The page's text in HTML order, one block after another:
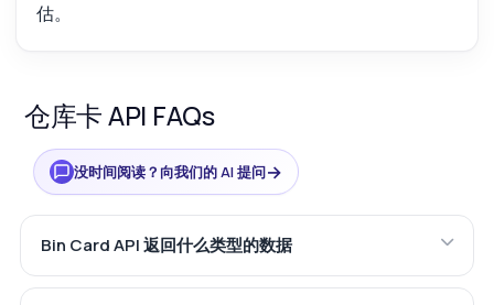
估。
仓库卡 API FAQs
没时间阅读？向我们的 AI 提问→
Bin Card API 返回什么类型的数据